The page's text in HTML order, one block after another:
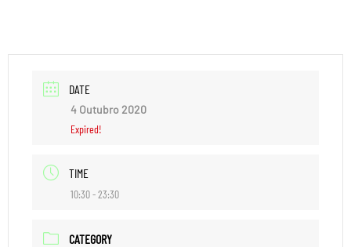
DATE
4 Outubro 2020
Expired!
TIME
10:30 - 23:30
CATEGORY